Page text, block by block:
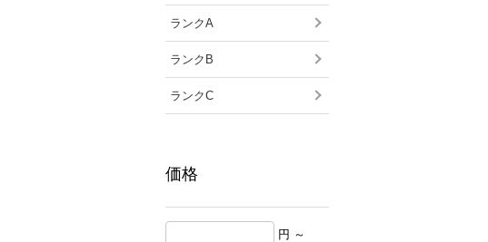
ランクA
ランクB
ランクC
価格
円 ～